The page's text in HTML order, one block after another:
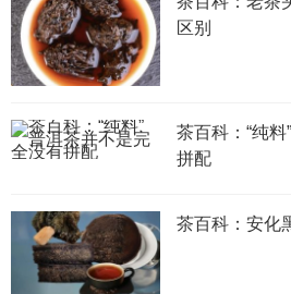
区别
茶百科：“纯
拼配
茶百科：安化